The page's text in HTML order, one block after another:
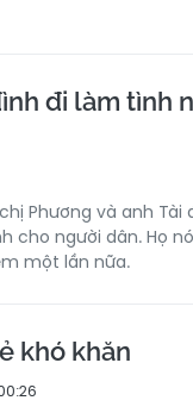
đi làm tình
Phương và anh
cho người dân. Họ
một lần nữa.
khó khăn